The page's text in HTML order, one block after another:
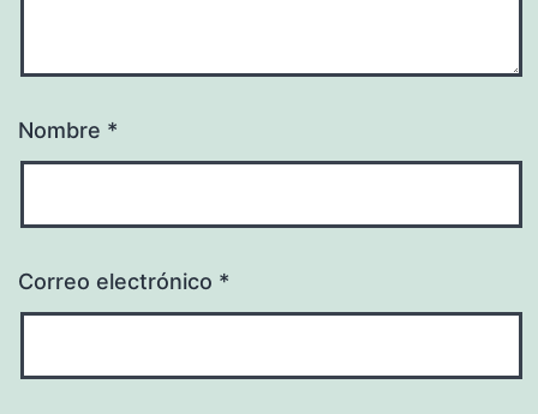
Nombre *
Correo electrónico *